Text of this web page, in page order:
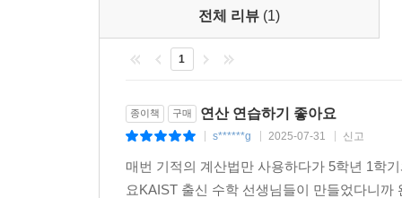
전체 리뷰 (1)
1
종이책 구매 연산 연습하기 좋아요
s******g 2025-07-31 신고
매번 기적의 계산법만 사용하다가 5학년 1학
요KAIST 출신 수학 선생님들이 만들었다니